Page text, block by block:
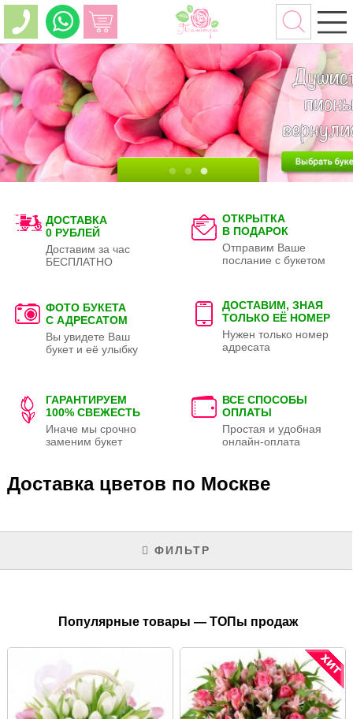
ДОСТАВКА
0 РУБЛЕЙ
Доставим за час
БЕСПЛАТНО
ОТКРЫТКА
В ПОДАРОК
Отправим Ваше
послание с букетом
ФОТО БУКЕТА
С АДРЕСАТОМ
Вы увидете Ваш
букет и её улыбку
ДОСТАВИМ, ЗНАЯ
ТОЛЬКО ЕЁ НОМЕР
Нужен только номер
адресата
ГАРАНТИРУЕМ
100% СВЕЖЕСТЬ
Иначе мы срочно
заменим букет
ВСЕ СПОСОБЫ
ОПЛАТЫ
Простая и удобная
онлайн-оплата
Доставка цветов по Москве
ФИЛЬТР
Популярные товары — ТОПы продаж